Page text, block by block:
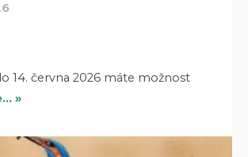
14. června 2026 máte možnost
»